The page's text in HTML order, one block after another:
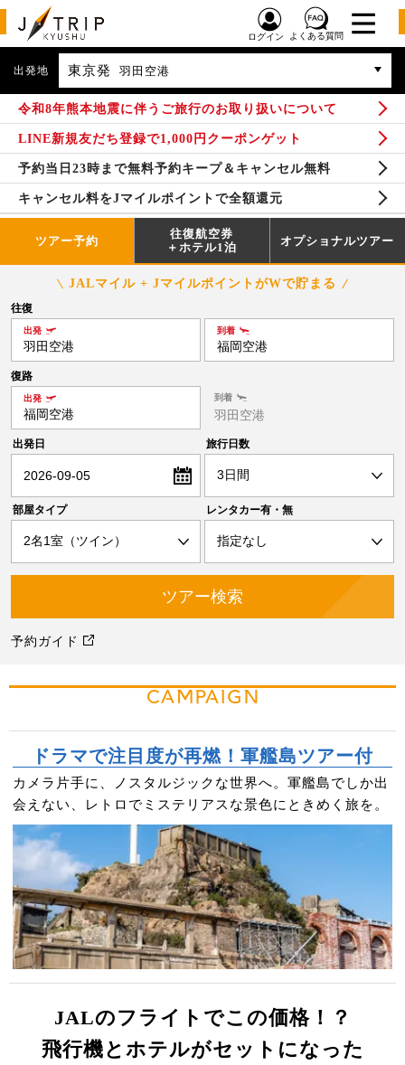
ログイン よくある質問
出発地 東京発 羽田空港
令和8年熊本地震に伴うご旅行のお取り扱いについて
LINE新規友だち登録で1,000円クーポンゲット
予約当日23時まで無料予約キープ＆キャンセル無料
キャンセル料をJマイルポイントで全額還元
ツアー予約
往復航空券
＋ホテル1泊
オプショナルツアー
JALマイル + JマイルポイントがWで貯まる
出発日
2026-09-05
旅行日数
部屋タイプ レンタカー有・無
往復
出発
羽田空港
到着
福岡空港
復路
出発
福岡空港
到着
羽田空港
予約ガイド
CAMPAIGN
ドラマで注目度が再燃！軍艦島ツアー付
カメラ片手に、ノスタルジックな世界へ。軍艦島でしか出
会えない、レトロでミステリアスな景色にときめく旅を。
JALのフライトでこの価格！？
飛行機とホテルがセットになった